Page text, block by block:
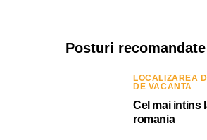
Posturi recomandate
LOCALIZAREA
DE VACANTA
Cel mai intins
romania